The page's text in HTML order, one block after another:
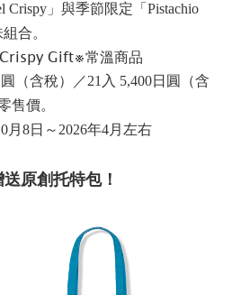
Crispy」與季節限定「Pistachio
合。
Gift※常溫商品
（含稅）／21入 5,400日圓（含
售價。
月8日～2026年4月左右
原創托特包！